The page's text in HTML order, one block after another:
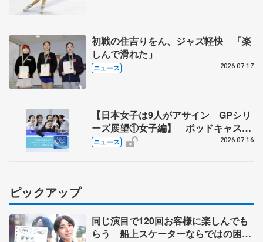
初戦の住吉りをん、ジャズ軽快 「楽
しんで滑れた」
ニュース 2026.07.17
【日本女子は9人がアサイン GPシリ
ーズ展望①女子編】 ポッドキャスト
#72を配信
ニュース 2026.07.16
ピックアップ
同じ演目で120回お客様に楽しんでも
らう 船上スケーターならではの困難